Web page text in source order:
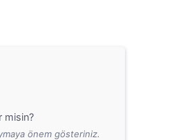
misin?
önem gösteriniz.